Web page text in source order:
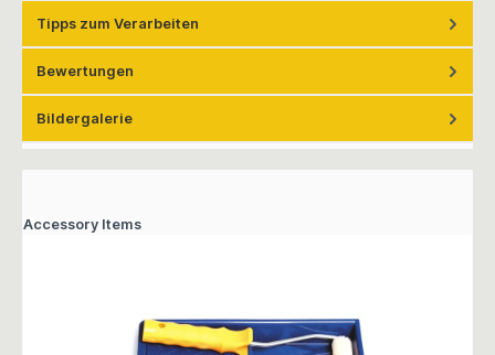
Tipps zum Verarbeiten
Bewertungen
Bildergalerie
Accessory Items